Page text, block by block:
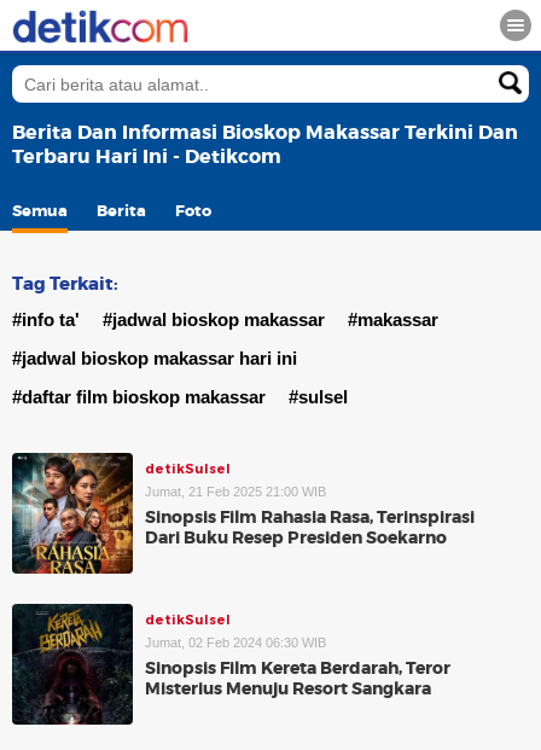
Berita Dan Informasi Bioskop Makassar Terkini Dan
Terbaru Hari Ini - Detikcom
Semua Berita Foto
Tag Terkait:
#info ta' #jadwal bioskop makassar
#makassar
#jadwal bioskop makassar hari ini
#daftar film bioskop makassar
#sulsel
detikSulsel
Jumat, 21 Feb 2025 21:00 WIB
Sinopsis Film Rahasia Rasa, Terinspirasi
Dari Buku Resep Presiden Soekarno
detikSulsel
Jumat, 02 Feb 2024 06:30 WIB
Sinopsis Film Kereta Berdarah, Teror
Misterius Menuju Resort Sangkara